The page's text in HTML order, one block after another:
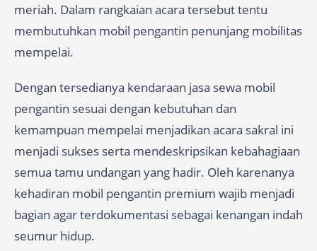
meriah. Dalam rangkaian acara tersebut tentu
membutuhkan mobil pengantin penunjang mobilitas
mempelai.
Dengan tersedianya kendaraan jasa sewa mobil
pengantin sesuai dengan kebutuhan dan
kemampuan mempelai menjadikan acara sakral ini
menjadi sukses serta mendeskripsikan kebahagiaan
semua tamu undangan yang hadir. Oleh karenanya
kehadiran mobil pengantin premium wajib menjadi
bagian agar terdokumentasi sebagai kenangan indah
seumur hidup.